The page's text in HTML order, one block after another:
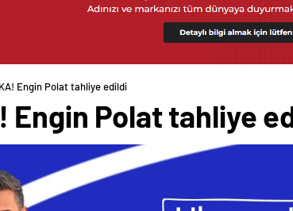
Engin Polat tahliye edildi
Engin Polat tahliye